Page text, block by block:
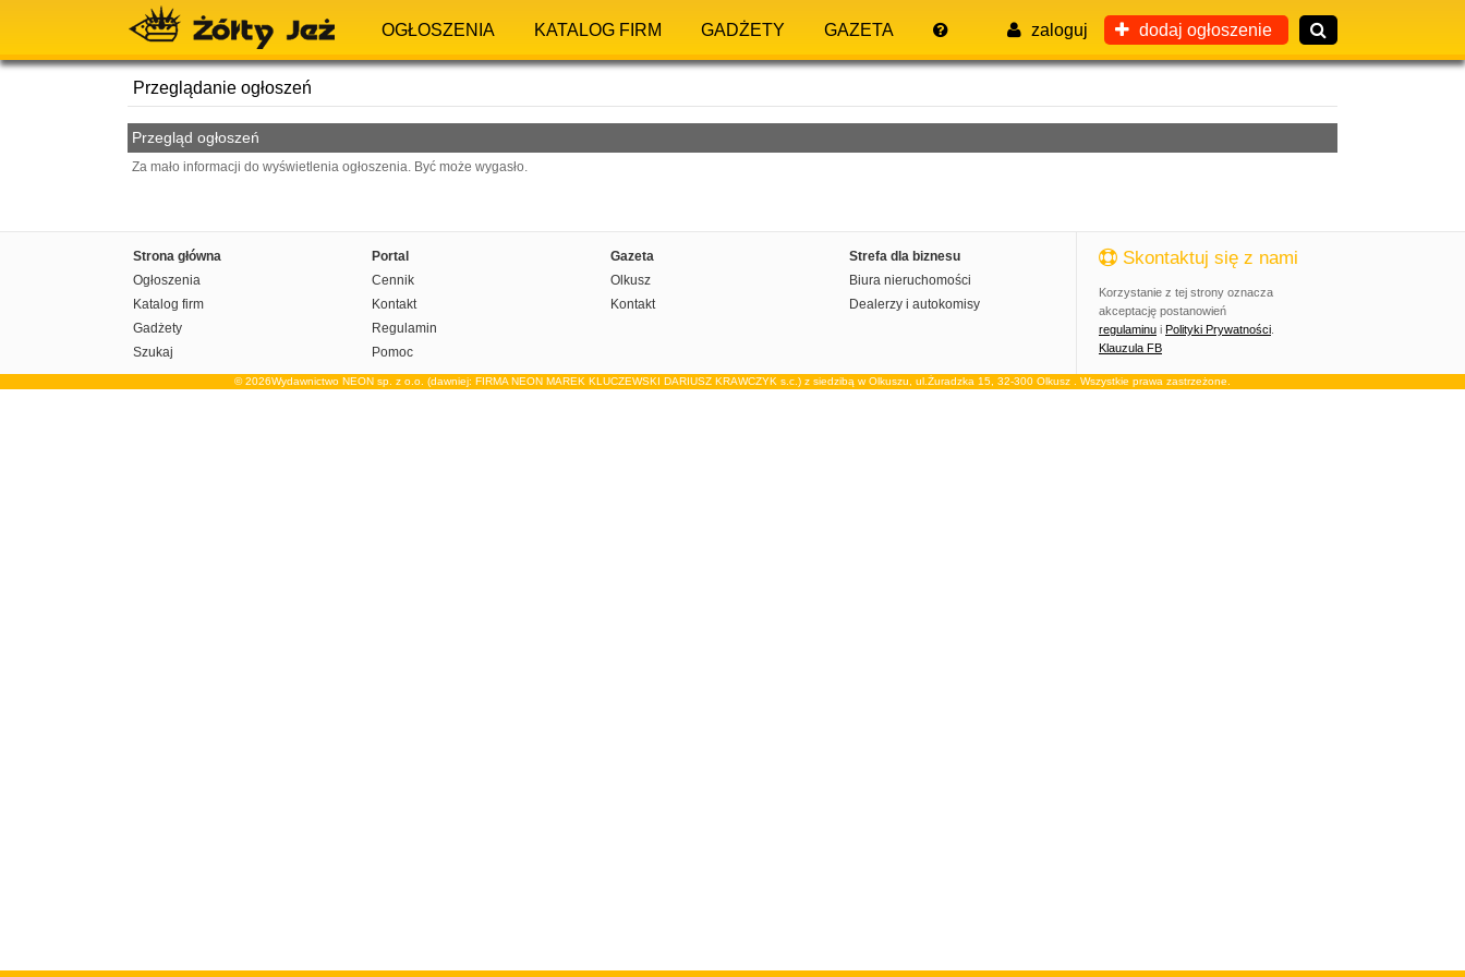
OGŁOSZENIA KATALOG FIRM GADŻETY GAZETA zaloguj dodaj ogłoszenie
Przeglądanie ogłoszeń
Przegląd ogłoszeń
Za mało informacji do wyświetlenia ogłoszenia. Być może wygasło.
Strona główna
Ogłoszenia
Katalog firm
Gadżety
Szukaj
Portal
Cennik
Kontakt
Regulamin
Pomoc
Gazeta
Olkusz
Kontakt
Strefa dla biznesu
Biura nieruchomości
Dealerzy i autokomisy
Skontaktuj się z nami
Korzystanie z tej strony oznacza
akceptację postanowień
regulaminu i Polityki Prywatności
Klauzula FB
© 2026Wydawnictwo NEON sp. z o.o. (dawniej: FIRMA NEON MAREK KLUCZEWSKI DARIUSZ KRAWCZYK s.c.) z siedzibą w Olkuszu, ul.Żuradzka 15, 32-300 Olkusz . Wszystkie prawa zastrzeżone.